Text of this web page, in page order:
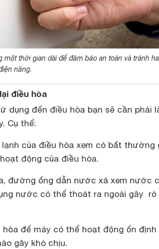
thời gian dài để đảm bảo an toàn và tránh
năng.
điều hòa
dụng đến điều hòa bạn sẽ cần phải
Cụ thể:
của điều hòa xem có bất thường
động của điều hòa.
đường ống dẫn nước xả xem nước
nước có thể thoát ra ngoài gây
để máy có thể hoạt động ổn định
gây khó chịu.